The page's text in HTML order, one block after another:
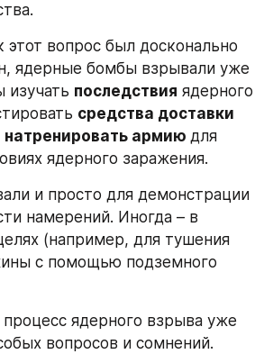
этот вопрос был досконально
ядерные бомбы взрывали уже
изучать последствия ядерного
средства доставки
натренировать армию для
ядерного заражения.
и просто для демонстрации
намерений. Иногда – в
(например, для тушения
с помощью подземного
ядерного взрыва уже
вопросов и сомнений.